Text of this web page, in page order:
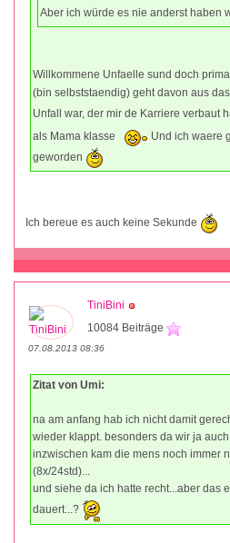
Aber ich würde es nie anderst haben
Willkommene Unfaelle sund doch prima
(bin selbststaendig) geht davon aus
Unfall war, der mir de Karriere verbaut
als Mama klasse
Und ich waere
geworden
Ich bereue es auch keine Sekunde
TiniBini
10084 Beiträge
07.08.2013 08:36
Zitat von Umi:
na am anfang hab ich nicht damit
wieder klappt. besonders da wir ja
inzwischen kam die mens noch immer
(8x/24std)...
und siehe da ich hatte recht...aber das
dauert...?